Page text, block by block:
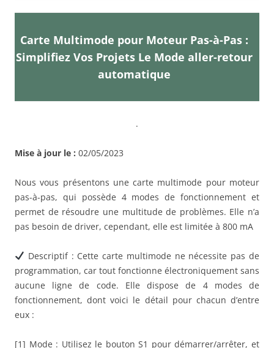
Carte Multimode pour Moteur Pas-à-Pas :
Simplifiez Vos Projets Le Mode aller-retour
automatique
.
Mise à jour le : 02/05/2023
Nous vous présentons une carte multimode pour moteur
pas-à-pas, qui possède 4 modes de fonctionnement et
permet de résoudre une multitude de problèmes. Elle n’a
pas besoin de driver, cependant, elle est limitée à 800 mA
Descriptif : Cette carte multimode ne nécessite pas de
programmation, car tout fonctionne électroniquement sans
aucune ligne de code. Elle dispose de 4 modes de
fonctionnement, dont voici le détail pour chacun d’entre
eux :
[1] Mode : Utilisez le bouton S1 pour démarrer/arrêter, et